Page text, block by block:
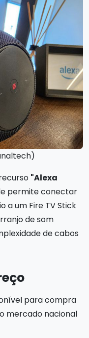
"Alexa
permite conectar
a um Fire TV Stick
de som
de cabos
para compra
mercado nacional